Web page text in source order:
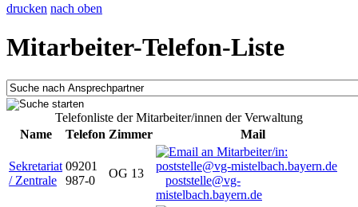
drucken nach oben
Mitarbeiter-Telefon-Liste
Telefonliste der Mitarbeiter/innen der Verwaltung
Name
Telefon Zimmer Mail
Sekretariat
/ Zentrale
09201
987-0
OG 13
poststelle@vg-
mistelbach.bayern.de